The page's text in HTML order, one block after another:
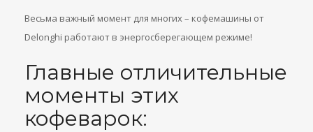
Весьма важный момент для многих – кофемашины от
Delonghi работают в энергосберегающем режиме!
Главные отличительные
моменты этих
кофеварок: